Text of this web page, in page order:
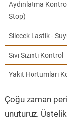
Aydınlatma
Stop)
Silecek Lastik -
Sıvı Sızıntı Kontrol
Yakıt Hortumları
Çoğu zaman
unuturuz.